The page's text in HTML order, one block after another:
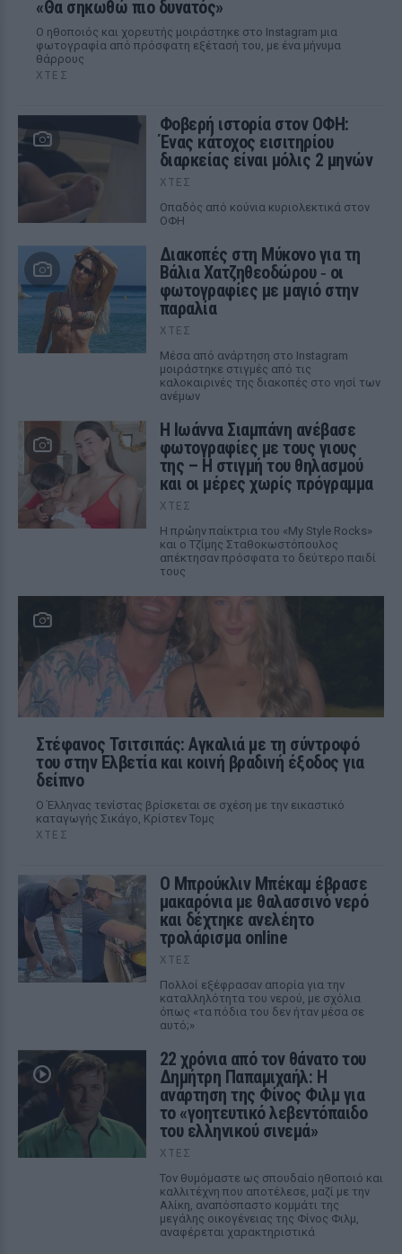
«Θα σηκωθώ πιο δυνατός»
Ο ηθοποιός και χορευτής μοιράστηκε στο Instagram μια
φωτογραφία από πρόσφατη εξέτασή του, με ένα μήνυμα
θάρρους
ΧΤΕΣ
Φοβερή ιστορία στον ΟΦΗ:
Ένας κάτοχος εισιτηρίου
διαρκείας είναι μόλις 2 μηνών
ΧΤΕΣ
Οπαδός από κούνια κυριολεκτικά στον
ΟΦΗ
Διακοπές στη Μύκονο για τη
Βάλια Χατζηθεοδώρου ‑ οι
φωτογραφίες με μαγιό στην
παραλία
ΧΤΕΣ
Μέσα από ανάρτηση στο Instagram
μοιράστηκε στιγμές από τις
καλοκαιρινές της διακοπές στο νησί των
ανέμων
H Ιωάννα Σιαμπάνη ανέβασε
φωτογραφίες με τους γιους
της – Η στιγμή του θηλασμού
και οι μέρες χωρίς πρόγραμμα
ΧΤΕΣ
Η πρώην παίκτρια του «My Style Rocks»
και ο Τζίμης Σταθοκωστόπουλος
απέκτησαν πρόσφατα το δεύτερο παιδί
τους
Στέφανος Τσιτσιπάς: Αγκαλιά με τη σύντροφό
του στην Ελβετία και κοινή βραδινή έξοδος για
δείπνο
Ο Έλληνας τενίστας βρίσκεται σε σχέση με την εικαστικό
καταγωγής Σικάγο, Κρίστεν Τομς
ΧΤΕΣ
Ο Μπρούκλιν Μπέκαμ έβρασε
μακαρόνια με θαλασσινό νερό
και δέχτηκε ανελέητο
τρολάρισμα online
ΧΤΕΣ
Πολλοί εξέφρασαν απορία για την
καταλληλότητα του νερού, με σχόλια
όπως «τα πόδια του δεν ήταν μέσα σε
αυτό;»
22 χρόνια από τον θάνατο του
Δημήτρη Παπαμιχαήλ: Η
ανάρτηση της Φίνος Φιλμ για
το «γοητευτικό λεβεντόπαιδο
του ελληνικού σινεμά»
ΧΤΕΣ
Τον θυμόμαστε ως σπουδαίο ηθοποιό και
καλλιτέχνη που αποτέλεσε, μαζί με την
Αλίκη, αναπόσπαστο κομμάτι της
μεγάλης οικογένειας της Φίνος Φιλμ,
αναφέρεται χαρακτηριστικά